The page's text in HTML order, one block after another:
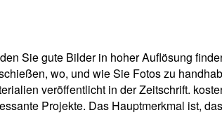
Sie gute Bilder in hoher Auflösung
wo, und wie Sie Fotos zu
veröffentlicht in der Zeitschrift.
Projekte. Das Hauptmerkmal ist,